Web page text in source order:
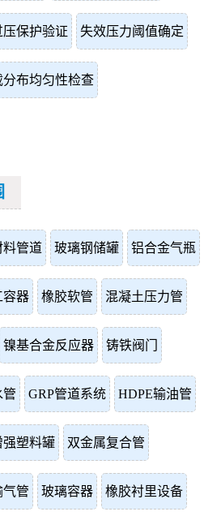
压保护验证 失效压力阈值确定
分布均匀性检查
料管道 玻璃钢储罐 铝合金气瓶
容器 橡胶软管 混凝土压力管
镍基合金反应器 铸铁阀门
管 GRP管道系统 HDPE输油管
强塑料罐 双金属复合管
气管 玻璃容器 橡胶衬里设备